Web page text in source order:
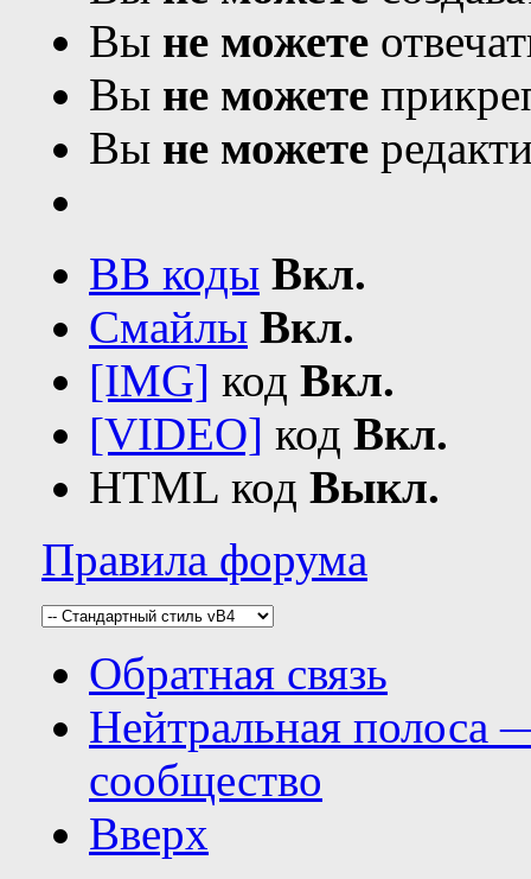
Вы не можете
Вы не можете
Вы не можете
BB коды Вкл.
Смайлы Вкл.
[IMG] код Вкл.
[VIDEO] код Вкл.
HTML код Выкл.
Правила форума
Обратная связь
Нейтральная полоса
сообщество
Вверх